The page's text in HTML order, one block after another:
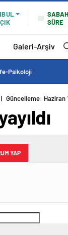
SÜRE
Galeri-Arşiv
Psikoloji
| Güncelleme: Haziran
YAP